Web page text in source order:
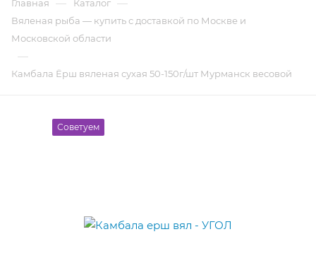
Главная — Каталог —
Вяленая рыба — купить с доставкой по Москве и
Московской области
—
Камбала Ёрш вяленая сухая 50-150г/шт Мурманск весовой
Советуем